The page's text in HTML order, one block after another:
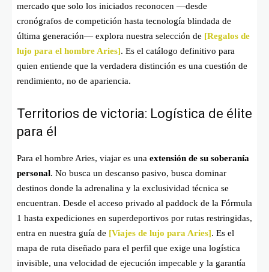
mercado que solo los iniciados reconocen —desde
cronógrafos de competición hasta tecnología blindada de
última generación— explora nuestra selección de [Regalos de
lujo para el hombre Aries]. Es el catálogo definitivo para
quien entiende que la verdadera distinción es una cuestión de
rendimiento, no de apariencia.
Territorios de victoria: Logística de élite
para él
Para el hombre Aries, viajar es una extensión de su soberanía
personal. No busca un descanso pasivo, busca dominar
destinos donde la adrenalina y la exclusividad técnica se
encuentran. Desde el acceso privado al paddock de la Fórmula
1 hasta expediciones en superdeportivos por rutas restringidas,
entra en nuestra guía de [Viajes de lujo para Aries]. Es el
mapa de ruta diseñado para el perfil que exige una logística
invisible, una velocidad de ejecución impecable y la garantía